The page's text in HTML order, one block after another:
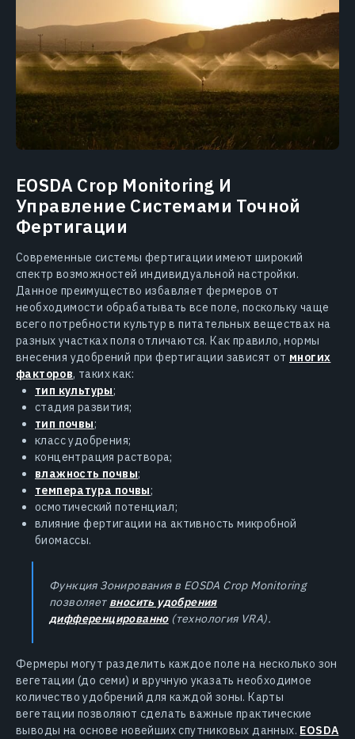
EOSDA Crop Monitoring И
Управление Системами Точной
Фертигации
Современные системы фертигации имеют широкий
спектр возможностей индивидуальной настройки.
Данное преимущество избавляет фермеров от
необходимости обрабатывать все поле, поскольку чаще
всего потребности культур в питательных веществах на
разных участках поля отличаются. Как правило, нормы
внесения удобрений при фертигации зависят от многих
факторов, таких как:
тип культуры;
стадия развития;
тип почвы;
класс удобрения;
концентрация раствора;
влажность почвы;
температура почвы;
осмотический потенциал;
влияние фертигации на активность микробной
биомассы.
Функция Зонирования в EOSDA Crop Monitoring
позволяет вносить удобрения
дифференцированно(технология VRA).
Фермеры могут разделить каждое поле на несколько зон
вегетации (до семи) и вручную указать необходимое
количество удобрений для каждой зоны. Карты
вегетации позволяют сделать важные практические
выводы на основе новейших спутниковых данных. EOSDA